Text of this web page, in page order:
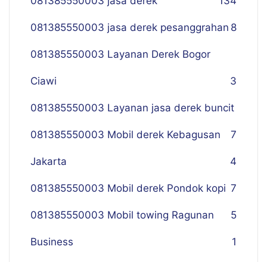
081385550003 jasa derek pesanggrahan 8
081385550003 Layanan Derek Bogor
Ciawi 3
081385550003 Layanan jasa derek buncit
7
081385550003 Mobil derek Kebagusan
Jakarta 4
081385550003 Mobil derek Pondok kopi 7
081385550003 Mobil towing Ragunan 5
Business 1